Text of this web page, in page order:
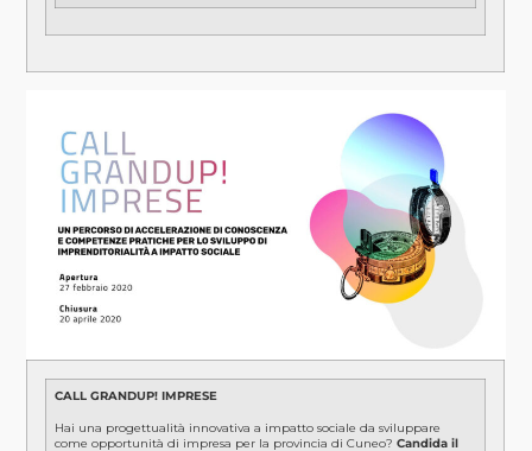
CALLGRANDUP! IMPRESE
Hai una progettualità innovativa a impatto sociale da sviluppare
come opportunità di impresa per la provincia di Cuneo?Candida il